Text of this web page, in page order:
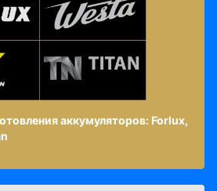
аккумуляторов: Forlux,